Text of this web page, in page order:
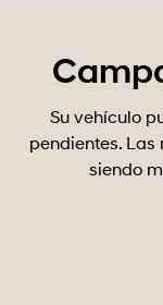
Su vehículo
pendientes.
siendo